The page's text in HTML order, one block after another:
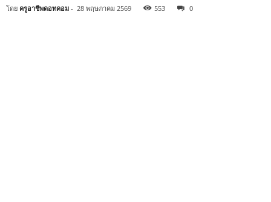
โดย ครูอาชีพดอทคอม - 28 พฤษภาคม 2569 553 0